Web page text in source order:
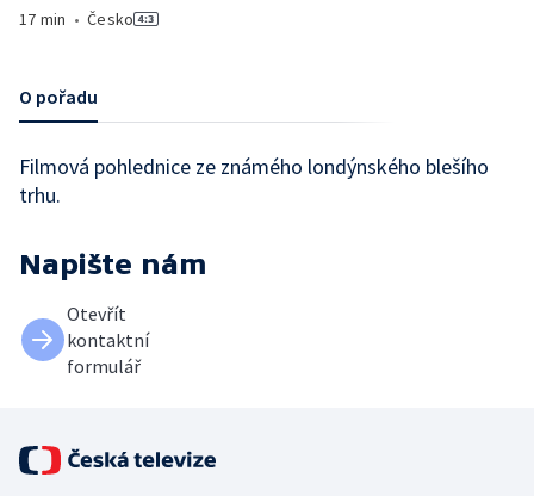
17 min •Česko
O pořadu
Filmová pohlednice ze známého londýnského blešího
trhu.
Napište nám
Otevřít
kontaktní
formulář